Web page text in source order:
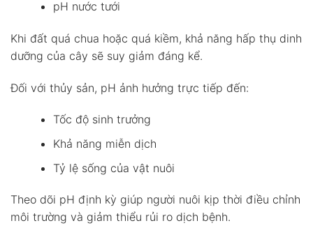
pH nước tưới
Khi đất quá chua hoặc quá kiềm, khả năng hấp thụ dinh
dưỡng của cây sẽ suy giảm đáng kể.
Đối với thủy sản, pH ảnh hưởng trực tiếp đến:
Tốc độ sinh trưởng
Khả năng miễn dịch
Tỷ lệ sống của vật nuôi
Theo dõi pH định kỳ giúp người nuôi kịp thời điều chỉnh
môi trường và giảm thiểu rủi ro dịch bệnh.